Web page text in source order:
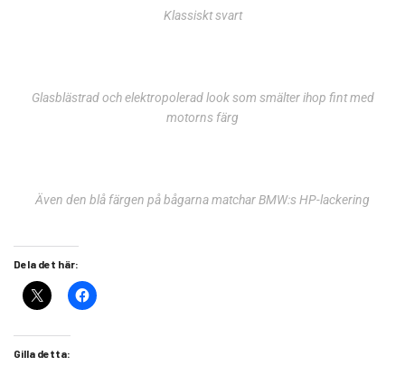
Klassiskt svart
Glasblästrad och elektropolerad look som smälter ihop fint med
motorns färg
Även den blå färgen på bågarna matchar BMW:s HP-lackering
Dela det här:
Gilla detta: